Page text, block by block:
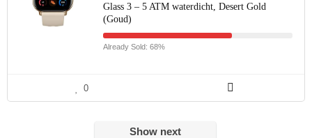
Glass 3 – 5 ATM waterdicht, Desert Gold
(Goud)
Already Sold: 68%
0
Show next